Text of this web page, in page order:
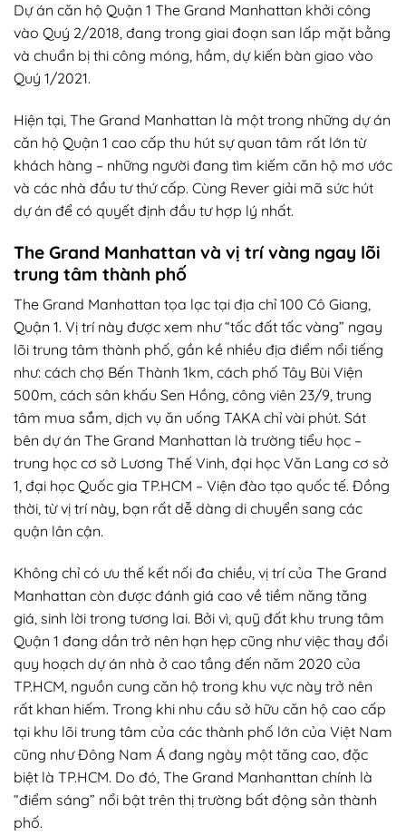
Dự án căn hộ Quận 1 The Grand Manhattan khởi công
vào Quý 2/2018, đang trong giai đoạn san lấp mặt bằng
và chuẩn bị thi công móng, hầm, dự kiến bàn giao vào
Quý 1/2021.
Hiện tại, The Grand Manhattan là một trong những dự án
căn hộ Quận 1 cao cấp thu hút sự quan tâm rất lớn từ
khách hàng – những người đang tìm kiếm căn hộ mơ ước
và các nhà đầu tư thứ cấp. Cùng Rever giải mã sức hút
dự án để có quyết định đầu tư hợp lý nhất.
The Grand Manhattan và vị trí vàng ngay lõi
trung tâm thành phố
The Grand Manhattan tọa lạc tại địa chỉ 100 Cô Giang,
Quận 1. Vị trí này được xem như “tấc đất tấc vàng” ngay
lõi trung tâm thành phố, gần kề nhiều địa điểm nổi tiếng
như: cách chợ Bến Thành 1km, cách phố Tây Bùi Viện
500m, cách sân khấu Sen Hồng, công viên 23/9, trung
tâm mua sắm, dịch vụ ăn uống TAKA chỉ vài phút. Sát
bên dự án The Grand Manhattan là trường tiểu học –
trung học cơ sở Lương Thế Vinh, đại học Văn Lang cơ sở
1, đại học Quốc gia TP.HCM – Viện đào tạo quốc tế. Đồng
thời, từ vị trí này, bạn rất dễ dàng di chuyển sang các
quận lân cận.
Không chỉ có ưu thế kết nối đa chiều, vị trí của The Grand
Manhattan còn được đánh giá cao về tiềm năng tăng
giá, sinh lời trong tương lai. Bởi vì, quỹ đất khu trung tâm
Quận 1 đang dần trở nên hạn hẹp cũng như việc thay đổi
quy hoạch dự án nhà ở cao tầng đến năm 2020 của
TP.HCM, nguồn cung căn hộ trong khu vực này trở nên
rất khan hiếm. Trong khi nhu cầu sở hữu căn hộ cao cấp
tại khu lõi trung tâm của các thành phố lớn của Việt Nam
cũng như Đông Nam Á đang ngày một tăng cao, đặc
biệt là TP.HCM. Do đó, The Grand Manhanttan chính là
“điểm sáng” nổi bật trên thị trường bất động sản thành
phố.